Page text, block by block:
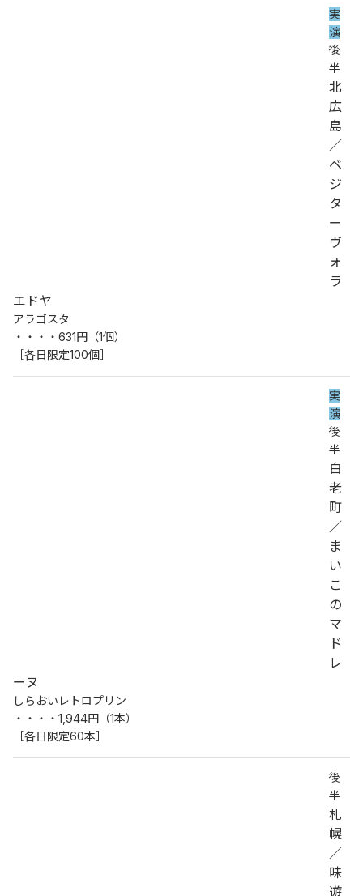
実
演
後
半
北
広
島
／
ベ
ジ
タ
ー
ヴ
ォ
ラ
エドヤ
アラゴスタ
・・・・631円（1個）
［各日限定100個］
実
演
後
半
白
老
町
／
ま
い
こ
の
マ
ド
レ
ーヌ
しらおいレトロプリン
・・・・1,944円（1本）
［各日限定60本］
後
半
札
幌
／
味
遊